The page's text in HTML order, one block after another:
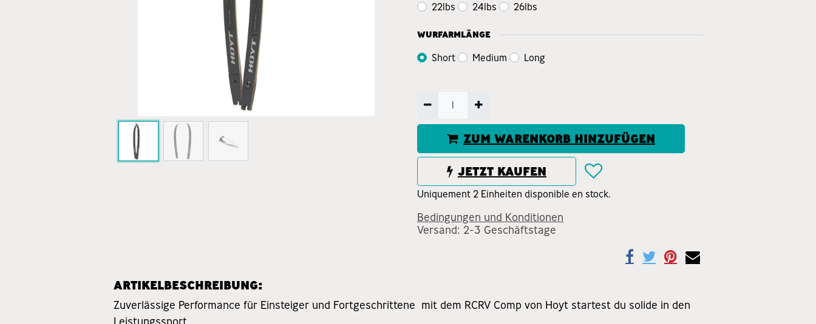
22lbs 24lbs 26lbs
WURFARMLÄNGE
Short Medium Long
ZUM WARENKORB HINZUFÜGEN
JETZT KAUFEN
Uniquement 2 Einheiten disponible en stock.
Bedingungen und Konditionen
Versand: 2-3 Geschäftstage
ARTIKELBESCHREIBUNG:
Zuverlässige Performance für Einsteiger und Fortgeschrittene mit dem RCRV Comp von Hoyt startest du solide in den